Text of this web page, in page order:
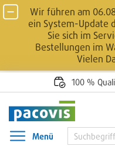
Wir führen am
ein System-Update
Sie sich im
Bestellungen im
Vielen
100 %
Menü
Menü öffnen